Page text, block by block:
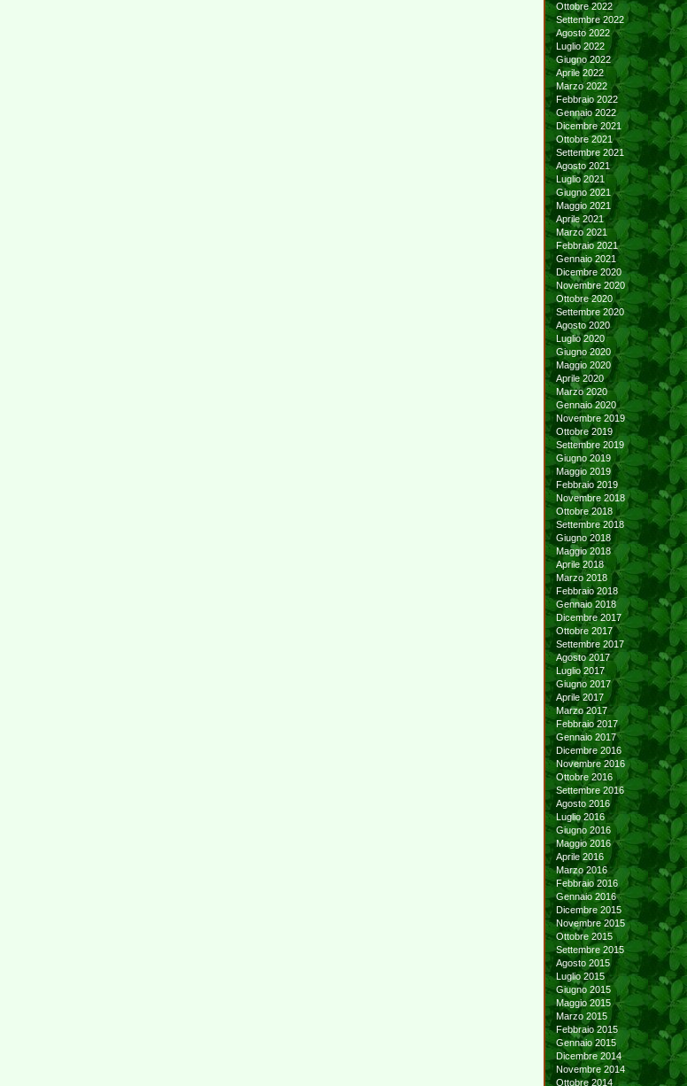
Ottobre 2022
Settembre 2022
Agosto 2022
Luglio 2022
Giugno 2022
Aprile 2022
Marzo 2022
Febbraio 2022
Gennaio 2022
Dicembre 2021
Ottobre 2021
Settembre 2021
Agosto 2021
Luglio 2021
Giugno 2021
Maggio 2021
Aprile 2021
Marzo 2021
Febbraio 2021
Gennaio 2021
Dicembre 2020
Novembre 2020
Ottobre 2020
Settembre 2020
Agosto 2020
Luglio 2020
Giugno 2020
Maggio 2020
Aprile 2020
Marzo 2020
Gennaio 2020
Novembre 2019
Ottobre 2019
Settembre 2019
Giugno 2019
Maggio 2019
Febbraio 2019
Novembre 2018
Ottobre 2018
Settembre 2018
Giugno 2018
Maggio 2018
Aprile 2018
Marzo 2018
Febbraio 2018
Gennaio 2018
Dicembre 2017
Ottobre 2017
Settembre 2017
Agosto 2017
Luglio 2017
Giugno 2017
Aprile 2017
Marzo 2017
Febbraio 2017
Gennaio 2017
Dicembre 2016
Novembre 2016
Ottobre 2016
Settembre 2016
Agosto 2016
Luglio 2016
Giugno 2016
Maggio 2016
Aprile 2016
Marzo 2016
Febbraio 2016
Gennaio 2016
Dicembre 2015
Novembre 2015
Ottobre 2015
Settembre 2015
Agosto 2015
Luglio 2015
Giugno 2015
Maggio 2015
Marzo 2015
Febbraio 2015
Gennaio 2015
Dicembre 2014
Novembre 2014
Ottobre 2014